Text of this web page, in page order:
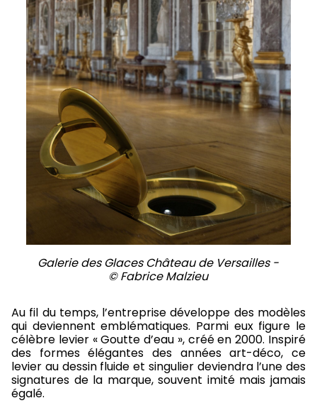
Galerie des Glaces Château de Versailles -
© Fabrice Malzieu
Au fil du temps, l’entreprise développe des modèles
qui deviennent emblématiques. Parmi eux figure le
célèbre levier « Goutte d’eau », créé en 2000. Inspiré
des formes élégantes des années art-déco, ce
levier au dessin fluide et singulier deviendra l’une des
signatures de la marque, souvent imité mais jamais
égalé.